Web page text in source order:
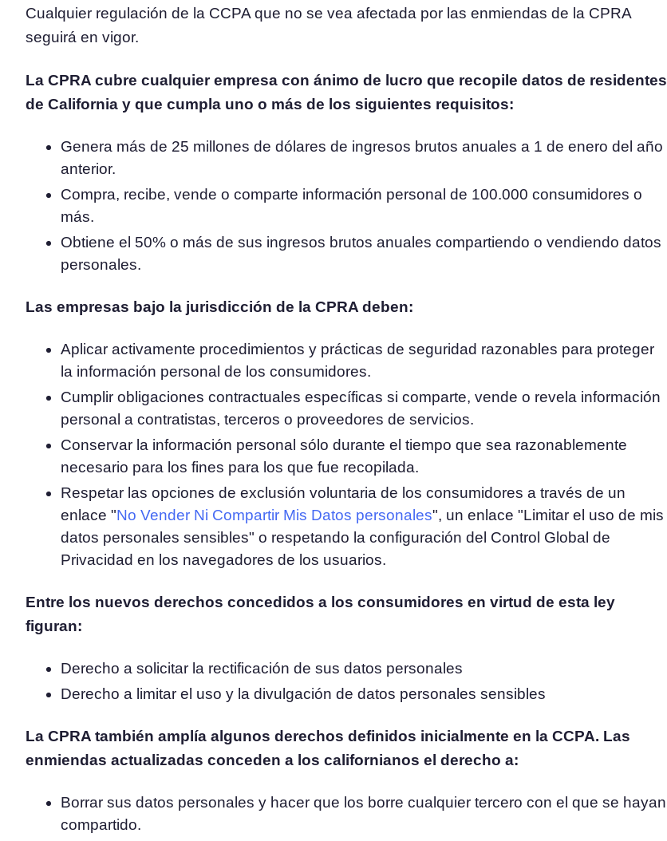
Cualquier regulación de la CCPA que no se vea afectada por las enmiendas de la CPRA
seguirá en vigor.
La CPRA cubre cualquier empresa con ánimo de lucro que recopile datos de residentes
de California y que cumpla uno o más de los siguientes requisitos:
Genera más de 25 millones de dólares de ingresos brutos anuales a 1 de enero del año
anterior.
Compra, recibe, vende o comparte información personal de 100.000 consumidores o
más.
Obtiene el 50% o más de sus ingresos brutos anuales compartiendo o vendiendo datos
personales.
Las empresas bajo la jurisdicción de la CPRA deben:
Aplicar activamente procedimientos y prácticas de seguridad razonables para proteger
la información personal de los consumidores.
Cumplir obligaciones contractuales específicas si comparte, vende o revela información
personal a contratistas, terceros o proveedores de servicios.
Conservar la información personal sólo durante el tiempo que sea razonablemente
necesario para los fines para los que fue recopilada.
Respetar las opciones de exclusión voluntaria de los consumidores a través de un
enlace "No Vender Ni Compartir Mis Datos personales", un enlace "Limitar el uso de mis
datos personales sensibles" o respetando la configuración del Control Global de
Privacidad en los navegadores de los usuarios.
Entre los nuevos derechos concedidos a los consumidores en virtud de esta ley
figuran:
Derecho a solicitar la rectificación de sus datos personales
Derecho a limitar el uso y la divulgación de datos personales sensibles
La CPRA también amplía algunos derechos definidos inicialmente en la CCPA. Las
enmiendas actualizadas conceden a los californianos el derecho a:
Borrar sus datos personales y hacer que los borre cualquier tercero con el que se hayan
compartido.